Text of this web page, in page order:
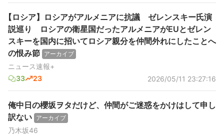
【ロシア】ロシアがアルメニアに抗議 ゼレンスキー氏演
説巡り ロシアの衛星国だったアルメニアがEUとゼレン
スキーを国内に招いてロシア親分を仲間外れにしたことへ
の恨み節 アーカイブ
ニュース速報+
33
23 2026/05/11 23:27:16
俺中日の櫻坂ヲタだけど、仲間がご迷惑をかけはして申し
訳ない アーカイブ
乃木坂46